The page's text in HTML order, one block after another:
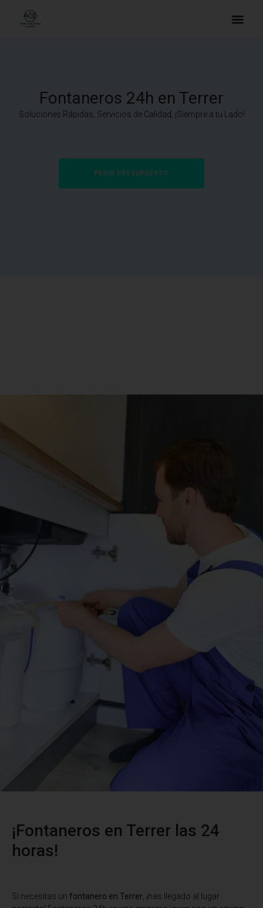
Fontaneros 24h en Terrer
Soluciones Rápidas, Servicios de Calidad, ¡Siempre a tu Lado!
PEDIR PRESUPUESTO
¡Fontaneros en Terrer las 24
horas!
Si necesitas un fontanero en Terrer , ¡has llegado al lugar